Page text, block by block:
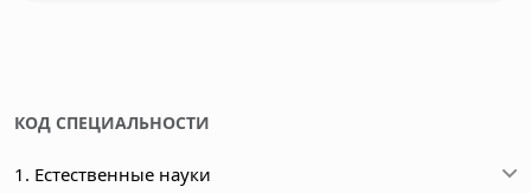
КОД СПЕЦИАЛЬНОСТИ
1. Естественные науки